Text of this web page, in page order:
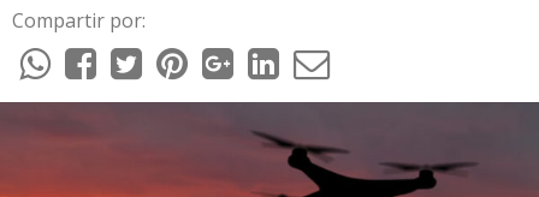
SOCIEDAD
CULTURIZANDO.COM
Compartir por: